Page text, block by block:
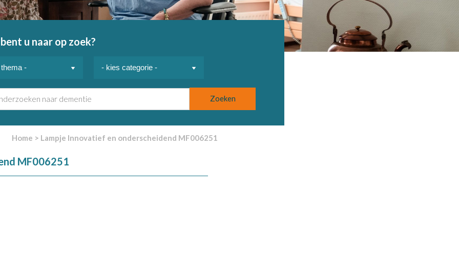
u naar op zoek?
Home > Lampje Innovatief en onderscheidend MF006251
MF006251